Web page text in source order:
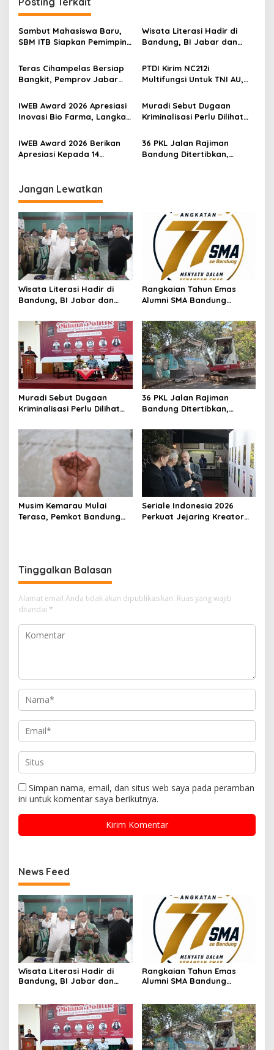
Sambut Mahasiswa Baru,
SBM ITB Siapkan Pemimpin
Wisata Literasi Hadir di
Bandung, BI Jabar dan
Kuliner, Hingga Edukasi
Digital
Teras Cihampelas Bersiap
Bangkit, Pemprov Jabar
Oktober 2026
PTDI Kirim NC212i
Multifungsi Untuk TNI AU,
Pasukan Hingga Modifikasi
Cuaca
IWEB Award 2026 Apresiasi
Inovasi Bio Farma, Langkah
Kesehatan Kian Menguat
Muradi Sebut Dugaan
Kriminalisasi Perlu Dilihat
IWEB Award 2026 Berikan
Apresiasi Kepada 14
Keterbukaan Informasi
36 PKL Jalan Rajiman
Bandung Ditertibkan,
Jangan Lewatkan
Wisata Literasi Hadir di
Bandung, BI Jabar dan
Kuliner, Hingga Edukasi
Digital
Rangkaian Tahun Emas
Alumni SMA Bandung
Ratusan Alumni Akan Ikuti
Jalan Sehat
Muradi Sebut Dugaan
Kriminalisasi Perlu Dilihat
36 PKL Jalan Rajiman
Bandung Ditertibkan,
Kembali Dibenahi
Musim Kemarau Mulai
Terasa, Pemkot Bandung
Seriale Indonesia 2026
Perkuat Jejaring Kreator
Tinggalkan Balasan
Alamat email Anda tidak akan dipublikasikan. Ruas yang wajib
ditandai *
Simpan nama, email, dan situs web saya pada peramban
ini untuk komentar saya berikutnya.
News Feed
Wisata Literasi Hadir di
Bandung, BI Jabar dan
Digital
Rangkaian Tahun Emas
Alumni SMA Bandung
Jalan Sehat